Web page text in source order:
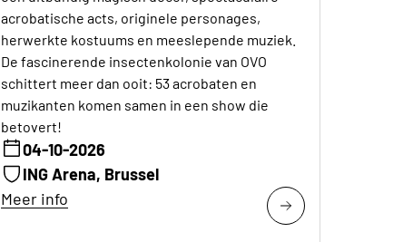
acrobatische acts, originele personages,
herwerkte kostuums en meeslepende muziek.
De fascinerende insectenkolonie van OVO
schittert meer dan ooit: 53 acrobaten en
muzikanten komen samen in een show die
betovert!
04-10-2026
ING Arena, Brussel
Meer info